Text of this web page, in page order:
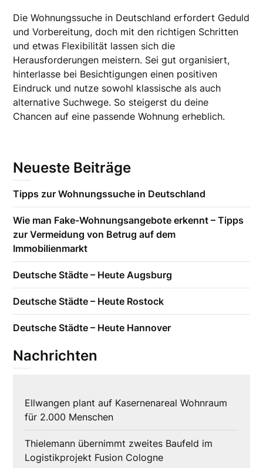
Die Wohnungssuche in Deutschland erfordert Geduld
und Vorbereitung, doch mit den richtigen Schritten
und etwas Flexibilität lassen sich die
Herausforderungen meistern. Sei gut organisiert,
hinterlasse bei Besichtigungen einen positiven
Eindruck und nutze sowohl klassische als auch
alternative Suchwege. So steigerst du deine
Chancen auf eine passende Wohnung erheblich.
Neueste Beiträge
Tipps zur Wohnungssuche in Deutschland
Wie man Fake-Wohnungsangebote erkennt – Tipps
zur Vermeidung von Betrug auf dem
Immobilienmarkt
Deutsche Städte – Heute Augsburg
Deutsche Städte – Heute Rostock
Deutsche Städte – Heute Hannover
Nachrichten
Ellwangen plant auf Kasernenareal Wohnraum
für 2.000 Menschen
Thielemann übernimmt zweites Baufeld im
Logistikprojekt Fusion Cologne